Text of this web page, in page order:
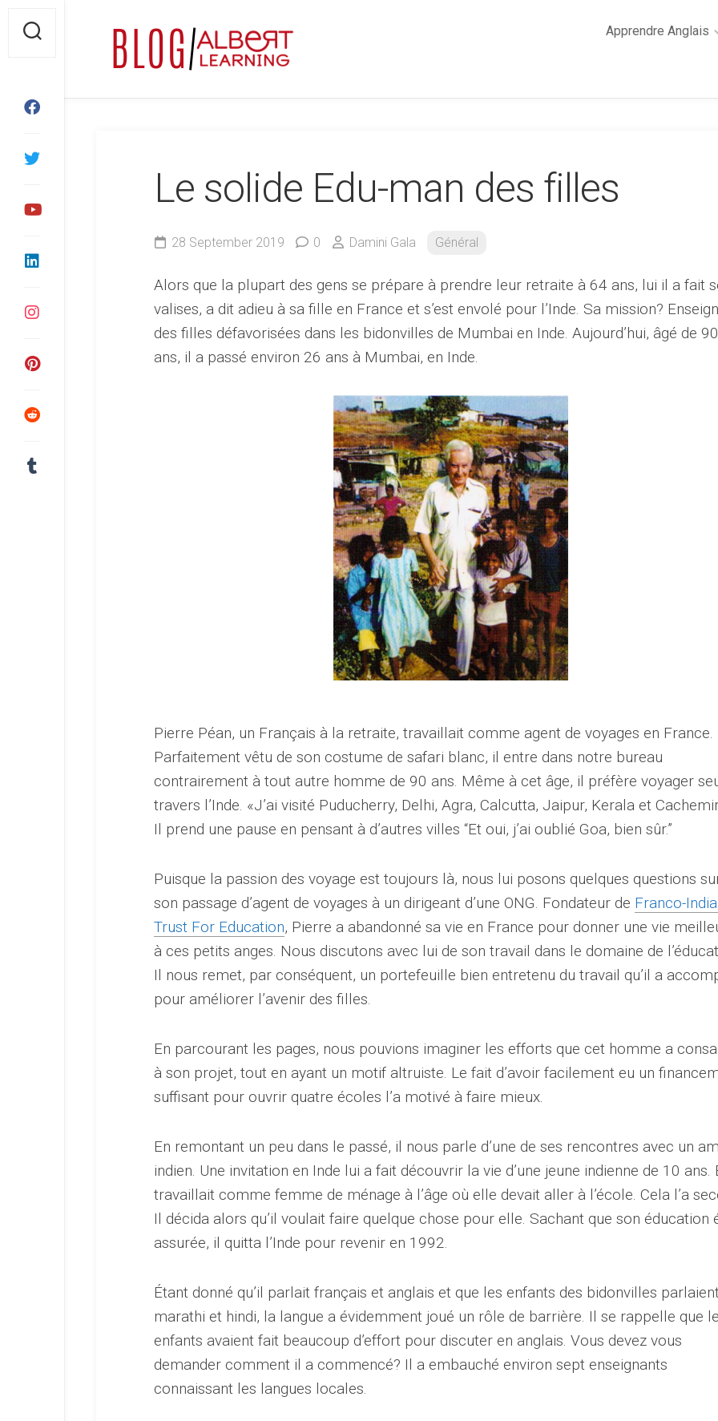
content
Apprendre Anglais
minutes
Général
Quiz
Le solide Edu-man des filles
28 September 2019 0 Damini Gala Général
Alors que la plupart des gens se prépare à prendre leur retraite à 64 ans, lui il a fait
valises, a dit adieu à sa fille en France et s’est envolé pour l’Inde. Sa mission?
des filles défavorisées dans les bidonvilles de Mumbai en Inde. Aujourd’hui, âgé de 90
ans, il a passé environ 26 ans à Mumbai, en Inde.
Pierre Péan, un Français à la retraite, travaillait comme agent de voyages en France.
Parfaitement vêtu de son costume de safari blanc, il entre dans notre bureau
contrairement à tout autre homme de 90 ans. Même à cet âge, il préfère voyager
travers l’Inde. «J’ai visité Puducherry, Delhi, Agra, Calcutta, Jaipur, Kerala et
Il prend une pause en pensant à d’autres villes “Et oui, j’ai oublié Goa, bien sûr.”
Puisque la passion des voyage est toujours là, nous lui posons quelques questions
son passage d’agent de voyages à un dirigeant d’une ONG. Fondateur de Franco-
Trust For Education, Pierre a abandonné sa vie en France pour donner une vie
à ces petits anges. Nous discutons avec lui de son travail dans le domaine de
Il nous remet, par conséquent, un portefeuille bien entretenu du travail qu’il a
pour améliorer l’avenir des filles.
En parcourant les pages, nous pouvions imaginer les efforts que cet homme a
à son projet, tout en ayant un motif altruiste. Le fait d’avoir facilement eu un
suffisant pour ouvrir quatre écoles l’a motivé à faire mieux.
En remontant un peu dans le passé, il nous parle d’une de ses rencontres avec un
indien. Une invitation en Inde lui a fait découvrir la vie d’une jeune indienne de 10 ans.
travaillait comme femme de ménage à l’âge où elle devait aller à l’école. Cela l’a
Il décida alors qu’il voulait faire quelque chose pour elle. Sachant que son éducation
assurée, il quitta l’Inde pour revenir en 1992.
Étant donné qu’il parlait français et anglais et que les enfants des bidonvilles
marathi et hindi, la langue a évidemment joué un rôle de barrière. Il se rappelle que
enfants avaient fait beaucoup d’effort pour discuter en anglais. Vous devez vous
demander comment il a commencé? Il a embauché environ sept enseignants
connaissant les langues locales.